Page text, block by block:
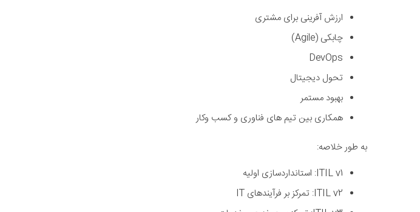
ارزش آفرینی برای مشتری
چابکی (Agile)
DevOps
تحول دیجیتال
بهبود مستمر
همکاری بین تیم های فناوری و کسب وکار
به طور خلاصه:
ITIL v1: استانداردسازی اولیه
ITIL v2: تمرکز بر فرآیندهای IT